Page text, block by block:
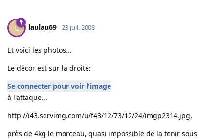
L laulau69 23 juil. 2008
Et voici les photos...
Le décor est sur la droite:
Se connecter pour voir l'image
à l'attaque...
http://i43.servimg.com/u/f43/12/73/12/24/imgp2314.jpg,
près de 4kg le morceau, quasi impossible de la tenir sous